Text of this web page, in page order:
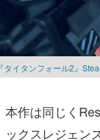
『タイタンフォール2』
本作は同じく
ックスレジェン